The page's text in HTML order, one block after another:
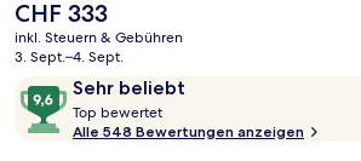
Der
aktuelle
Preis
CHF 333.
CHF 333
inkl. Steuern & Gebühren
3. Sept.–4. Sept.
Bewertungen
Sehr beliebt
9,6
von
10,
Top bewertet
o
Alle 548 Bewertungen anzeigen